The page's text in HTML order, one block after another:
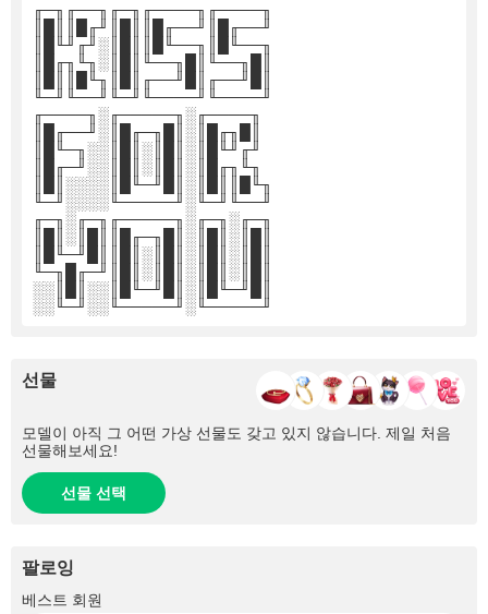
╓─╖╓──╖╓─╖╓────╖╓────╖
║█║║█╓╜║█║║█╓──╜║█╓──╜
║█╙╜╓╜░║█║║█╙──╖║█╙──╖
║█╓╖╙╖░║█║╙──╖█║╙──╖█║
║█║║█╙╖║█║╓──╜█║╓──╜█║
╙─╜╙──╜╙─╜╙────╜╙────╜
╓────╖░╓─────╖░╓────╖
║█╓──╜░║█╓─╖█║░║█╓╖█║
║█╙─╖░░║█║░║█║░║█╙╜╓╜
║█╓─╜░░║█║░║█║░║█╓╖╙╖
║█║░░░░║█╙─╜█║░║█║║█╙╖
╙─╜░░░░╙─────╜░╙─╜╙──╜
╓─╖░╓─╖╓─────╖░╓─╖░╓─╖
║█║░║█║║█╓─╖█║░║█║░║█║
║█╙─╜█║║█║░║█║░║█║░║█║
╙─╖█╓─╜║█║░║█║░║█║░║█║
░░║█║░░║█╙─╜█║░║█╙─╜█║
░░╙─╜░░╙─────╜░╙─────╜
선물
모델이 아직 그 어떤 가상 선물도 갖고 있지 않습니다. 제일 처음
선물해보세요!
선물 선택
팔로잉
베스트 회원
+1